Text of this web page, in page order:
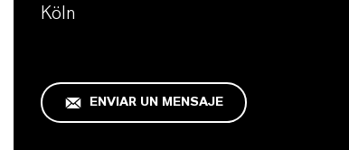
Köln
ENVIAR UN MENSAJE